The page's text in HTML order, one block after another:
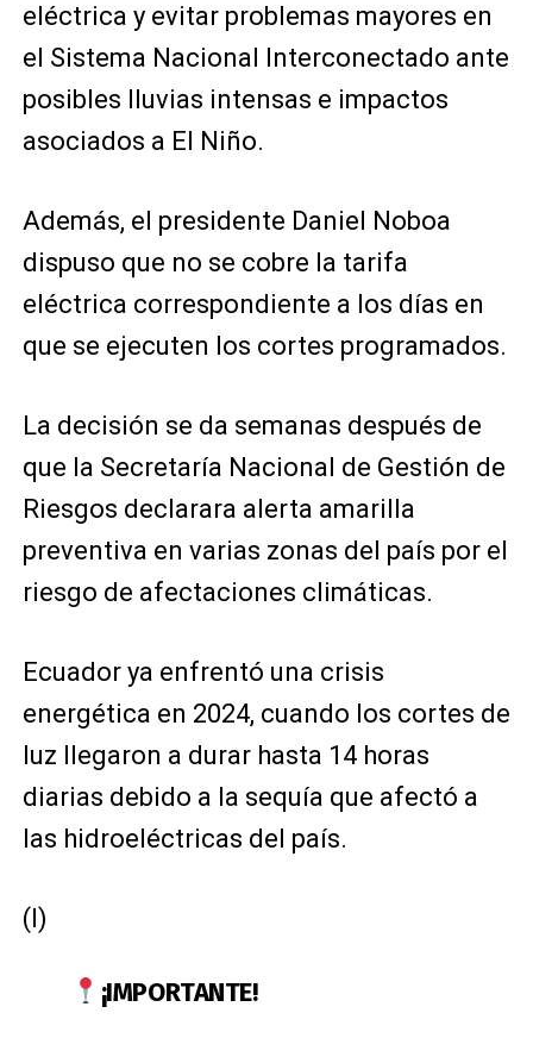
eléctrica y evitar problemas mayores en
el Sistema Nacional Interconectado ante
posibles lluvias intensas e impactos
asociados a El Niño.
Además, el presidente Daniel Noboa
dispuso que no se cobre la tarifa
eléctrica correspondiente a los días en
que se ejecuten los cortes programados.
La decisión se da semanas después de
que la Secretaría Nacional de Gestión de
Riesgos declarara alerta amarilla
preventiva en varias zonas del país por el
riesgo de afectaciones climáticas.
Ecuador ya enfrentó una crisis
energética en 2024, cuando los cortes de
luz llegaron a durar hasta 14 horas
diarias debido a la sequía que afectó a
las hidroeléctricas del país.
(I)
¡IMPORTANTE!